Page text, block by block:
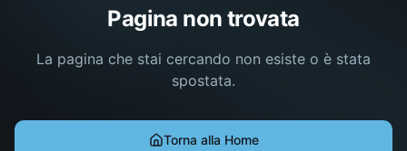
Pagina non trovata
La pagina che stai cercando non esiste o è stata
spostata.
Torna alla Home